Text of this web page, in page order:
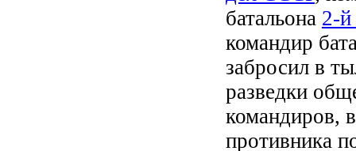
батальона 2-
командир
забросил в
разведки
командиров,
противника